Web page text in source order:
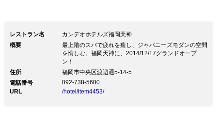
レストラン名
カンデオホテルズ福岡天神
概要
最上階のスパで疲れを癒し、ジャパニーズモダンの空間
を愉しむ。福岡天神に、2014/12/17グランドオープ
ン！
住所
福岡市中央区渡辺通5-14-5
電話番号
092-738-5600
URL
/hotel/item4453/